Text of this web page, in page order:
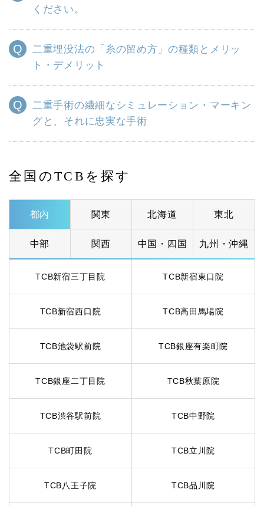
ください。
二重埋没法の「糸の留め方」の種類とメリッ
ト・デメリット
二重手術の繊細なシミュレーション・マーキン
グと、それに忠実な手術
全国のTCBを探す
都内 関東 北海道 東北
中部 関西 中国・四国 九州・沖縄
TCB新宿三丁目院 TCB新宿東口院
TCB新宿西口院 TCB高田馬場院
TCB池袋駅前院 TCB銀座有楽町院
TCB銀座二丁目院 TCB秋葉原院
TCB渋谷駅前院 TCB中野院
TCB町田院 TCB立川院
TCB八王子院 TCB品川院